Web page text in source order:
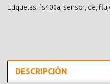
Etiquetas: fs400a sensor de
DESCRIPCIÓN